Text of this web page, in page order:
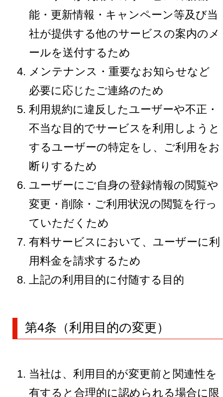
能・更新情報・キャンペーン等及び当
社が提供する他のサービスの案内のメ
ールを送付するため
メンテナンス・重要なお知らせなど
必要に応じたご連絡のため
利用規約に違反したユーザーや不正・
不当な目的でサービスを利用しようと
するユーザーの特定をし、ご利用をお
断りするため
ユーザーにご自身の登録情報の閲覧や
変更・削除・ご利用状況の閲覧を行っ
ていただくため
有料サービスにおいて、ユーザーに利
用料金を請求するため
上記の利用目的に付随する目的
第4条（利用目的の変更）
当社は、利用目的が変更前と関連性を
有すると合理的に認められる場合に限